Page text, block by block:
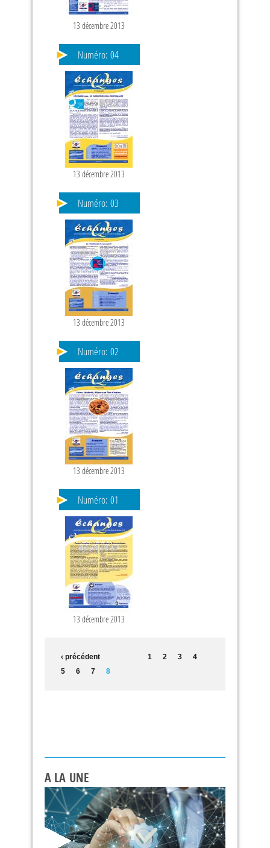
13 décembre 2013
Numéro: 04
13 décembre 2013
Numéro: 03
13 décembre 2013
Numéro: 02
13 décembre 2013
Numéro: 01
13 décembre 2013
PAGES
‹ précédent 1 2 3
4
5
6 7 8
A LA UNE